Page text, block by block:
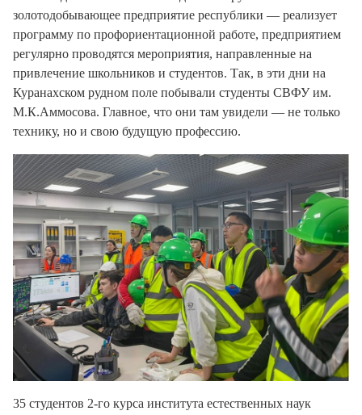
золотодобывающее предприятие республики — реализует
программу по профориентационной работе, предприятием
регулярно проводятся мероприятия, направленные на
привлечение школьников и студентов. Так, в эти дни на
Куранахском рудном поле побывали студенты СВФУ им.
М.К.Аммосова. Главное, что они там увидели — не только
технику, но и свою будущую профессию.
35 студентов 2-го курса института естественных наук